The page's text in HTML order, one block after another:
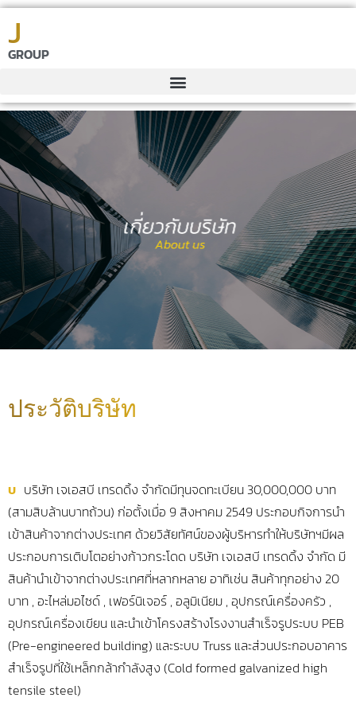
J
GROUP
ประวัติบริษัท
บ บริษัท เจเอสบี เทรดดิ้ง จำกัดมีทุนจดทะเบียน 30,000,000 บาท
(สามสิบล้านบาทถ้วน) ก่อตั้งเมื่อ 9 สิงหาคม 2549 ประกอบกิจการนำ
เข้าสินค้าจากต่างประเทศ ด้วยวิสัยทัศน์ของผู้บริหารทำให้บริษัทฯมีผล
ประกอบการเติบโตอย่างก้าวกระโดด บริษัท เจเอสบี เทรดดิ้ง จำกัด มี
สินค้านำเข้าจากต่างประเทศที่หลากหลาย อาทิเช่น สินค้าทุกอย่าง 20
บาท , อะไหล่มอไซด์ , เฟอร์นิเจอร์ , อลูมิเนียม , อุปกรณ์เครื่องครัว ,
อุปกรณ์เครื่องเขียน และนำเข้าโครงสร้างโรงงานสำเร็จรูประบบ PEB
(Pre-engineered building) และระบบ Truss และส่วนประกอบอาคาร
สำเร็จรูปที่ใช้เหล็กกล้ากำลังสูง (Cold formed galvanized high
tensile steel)